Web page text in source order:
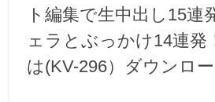
ト編集で生中出し15連
ェラとぶっかけ14連発
は(KV-296）ダウンロ